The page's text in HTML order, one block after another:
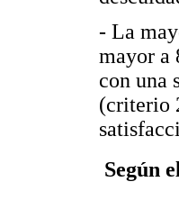
- La
mayor a
con una
(criterio
